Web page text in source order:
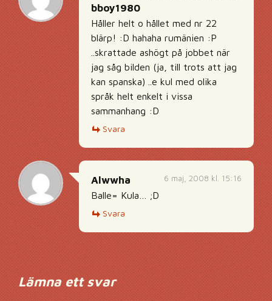
bboy1980
Håller helt o hållet med nr 22
blärp! :D hahaha rumänien :P
..skrattade ashögt på jobbet när
jag såg bilden (ja, till trots att jag
kan spanska) ..e kul med olika
språk helt enkelt i vissa
sammanhang :D
Svara
6 maj, 2008 kl. 15:16
Alwwha
Balle= Kula… ;D
Svara
Lämna ett svar